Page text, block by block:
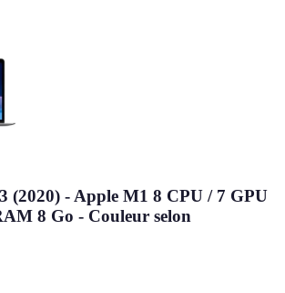
(2020) - Apple M1 8 CPU / 7 GPU
8 Go - Couleur selon